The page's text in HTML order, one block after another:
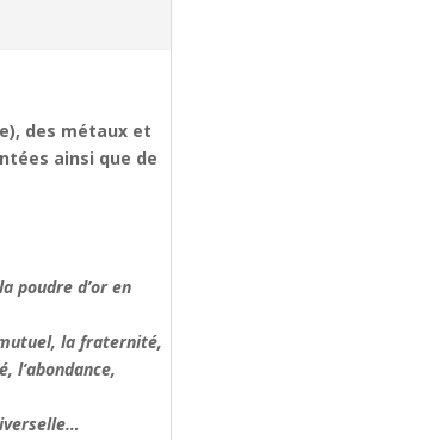
des métaux et
ainsi que de
poudre d’or en
la fraternité,
l’abondance,